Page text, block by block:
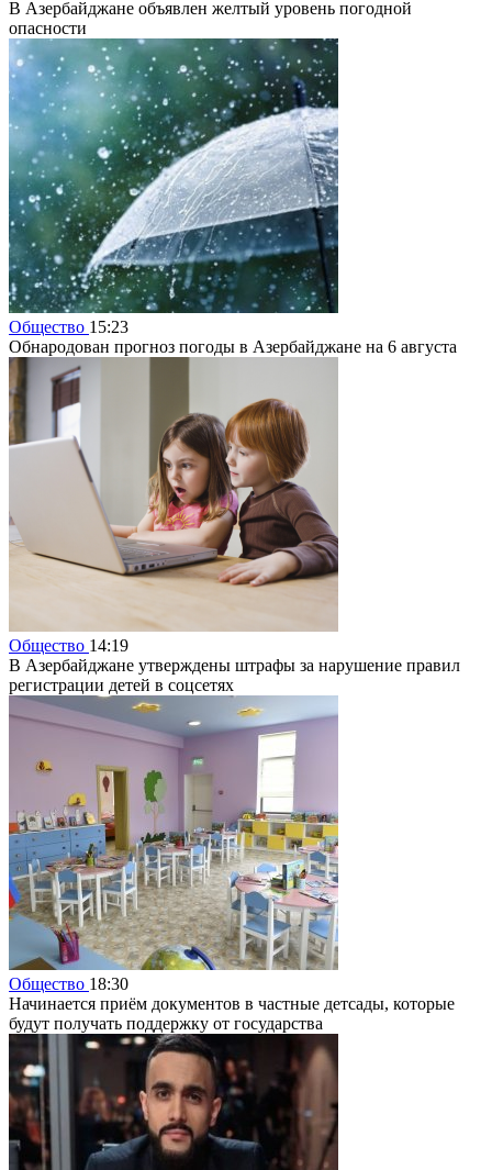
В Азербайджане объявлен желтый уровень погодной
опасности
Общество 15:23
Обнародован прогноз погоды в Азербайджане на 6 августа
Общество 14:19
В Азербайджане утверждены штрафы за нарушение правил
регистрации детей в соцсетях
Общество 18:30
Начинается приём документов в частные детсады, которые
будут получать поддержку от государства